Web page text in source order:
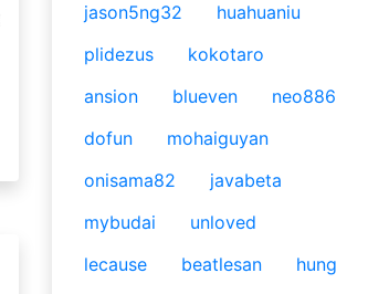
jason5ng32
huahuaniu
plidezus
kokotaro
ansion
blueven
neo886
dofun
mohaiguyan
onisama82
javabeta
mybudai
unloved
lecause
beatlesan
hung